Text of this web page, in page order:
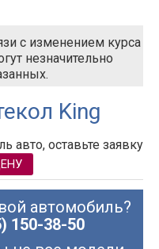
с изменением курса
незначительно
King
оставьте заявку
автомобиль?
150-38-50